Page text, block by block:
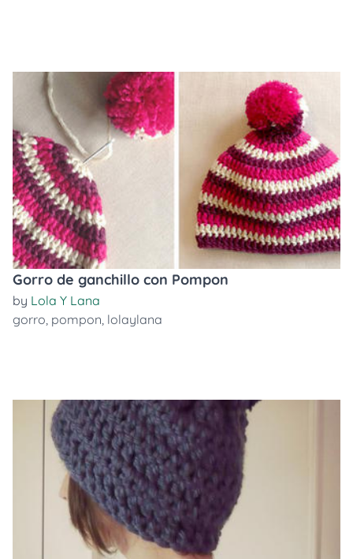
Gorro de ganchillo con Pompon
by Lola Y Lana
gorro, pompon, lolaylana